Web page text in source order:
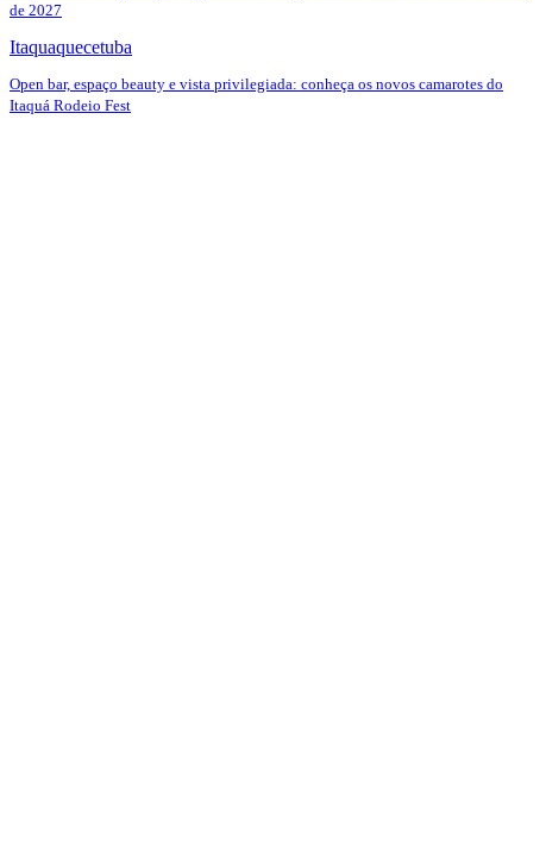
de 2027
Itaquaquecetuba
Open bar, espaço beauty e vista privilegiada: conheça os novos camarotes do
Itaquá Rodeio Fest